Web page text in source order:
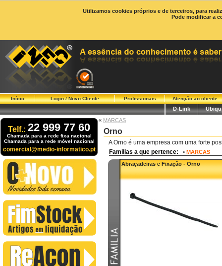
Utilizamos cookies próprios e de terceiros, para
Pode modificar a
Início Login / Novo Cliente Profissionais Atenção ao cliente
D-Link
Telf.: 22 999 77 60
Chamada para a rede fixa nacional
Chamada para a rede móvel nacional
comercial@medio-informatico.pt
« MARCAS
Orno
A Orno é uma empresa com uma forte
Familias a que pertence: • MARCAS
Abraçadeiras e Fixação - Orno